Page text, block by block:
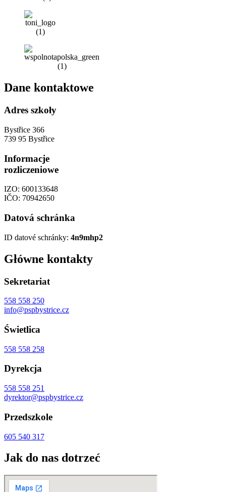
Dane kontaktowe
Adres szkoły
Bystřice 366
739 95 Bystřice
Informacje
rozliczeniowe
IZO: 600133648
IČO: 70942650
Datová schránka
ID datové schránky: 4n9mhp2
Główne kontakty
Sekretariat
558 558 250
info@pspbystrice.cz
Świetlica
558 558 258
Dyrekcja
558 558 251
dyrektor@pspbystrice.cz
Przedszkole
605 540 317
Jak do nas dotrzeć